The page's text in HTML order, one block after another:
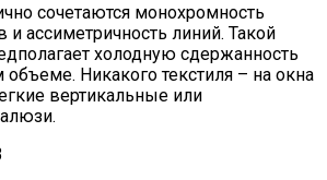
сочетаются монохромность
и ассиметричность линий. Такой
холодную сдержанность
Никакого текстиля – на окна
вертикальные или